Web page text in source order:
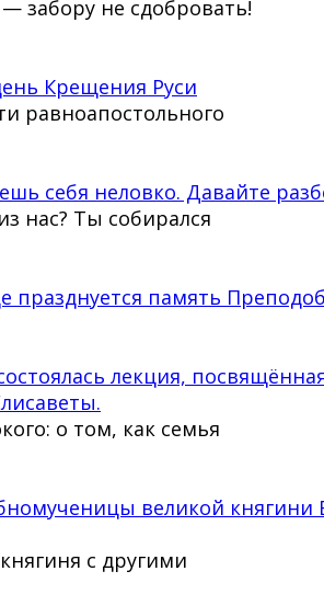
забору не сдобровать!
Крещения Руси
равноапостольного
себя неловко. Давайте
нас? Ты собирался
память
лекция,
о том, как семья
великой
с другими